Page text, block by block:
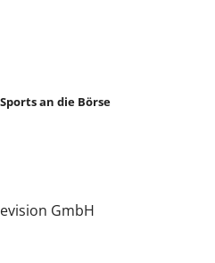
an die Börse
GmbH